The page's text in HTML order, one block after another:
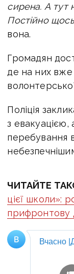
сирена. А тут
Постійно щось
вона.
Громадян
де на них вже
Поліція
з
перебування
ЧИТАЙТЕ
цієї школи»:
прифронтову